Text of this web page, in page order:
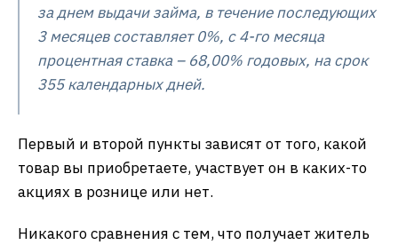
за днем выдачи займа, в течение последующих
3 месяцев составляет 0%, с 4-го месяца
процентная ставка – 68,00% годовых, на срок
355 календарных дней.
Первый и второй пункты зависят от того, какой
товар вы приобретаете, участвует он в каких-то
акциях в рознице или нет.
Никакого сравнения с тем, что получает житель